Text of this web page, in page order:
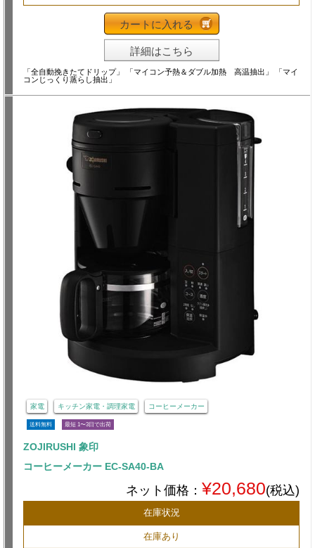
カートに入れる
詳細はこちら
「全自動挽きたてドリップ」 「マイコン予熱＆ダブル加熱 高温抽出」 「マイ
コンじっくり蒸らし抽出」
家電 キッチン家電・調理家電 コーヒーメーカー
送料無料 最短 1〜3日で出荷
ZOJIRUSHI 象印
コーヒーメーカー EC-SA40-BA
ネット価格： ¥20,680(税込)
在庫状況
在庫あり